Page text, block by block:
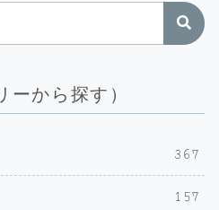
から探す）
367
157